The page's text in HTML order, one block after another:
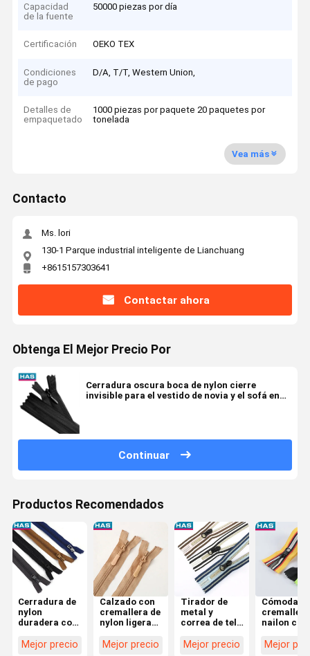
Capacidad
de la fuente
50000 piezas por día
Certificación OEKO TEX
Condiciones
de pago
D/A, T/T, Western Union,
Detalles de
empaquetado
1000 piezas por paquete 20 paquetes por
tonelada
Vea más
Contacto
Ms. lori
130-1 Parque industrial inteligente de Lianchuang
+8615157303641
Contactar ahora
Obtenga El Mejor Precio Por
Cerradura oscura boca de nylon cierre
invisible para el vestido de novia y el sofá en
Continuar
Productos Recomendados
Cerradura de
nylon
duradera con
personalizada
Mejor precio
Calzado con
cremallera de
nylon ligera
deslizador
Mejor precio
Tirador de
metal y
correa de tela
nylon cierre
Mejor precio
Cómoda
nailon con
metálico
Mejor